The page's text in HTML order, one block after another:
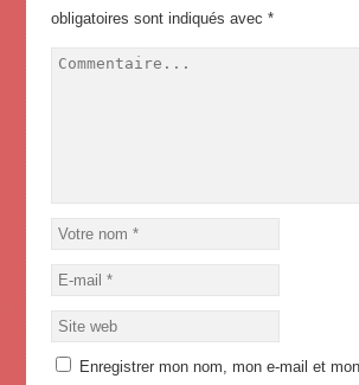
obligatoires sont indiqués avec *
Enregistrer mon nom, mon e-mail et